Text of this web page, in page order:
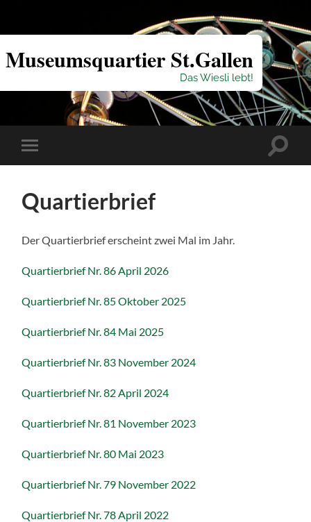
Museumsquartier St.Gallen
Das Wiesli lebt!
Mobile-
Menü
Quartierbrief
Der Quartierbrief erscheint zwei Mal im Jahr.
Quartierbrief Nr. 86 April 2026
Quartierbrief Nr. 85 Oktober 2025
Quartierbrief Nr. 84 Mai 2025
Quartierbrief Nr. 83 November 2024
Quartierbrief Nr. 82 April 2024
Quartierbrief Nr. 81 November 2023
Quartierbrief Nr. 80 Mai 2023
Quartierbrief Nr. 79 November 2022
Quartierbrief Nr. 78 April 2022